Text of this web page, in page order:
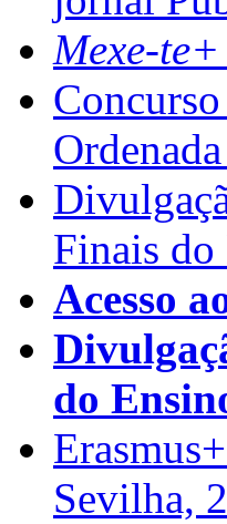
Mexe-te+
Finais do
Acesso
do
Sevilha,